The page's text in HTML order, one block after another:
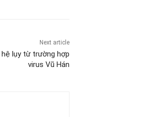
Next article
lụy từ trường hợp
virus Vũ Hán